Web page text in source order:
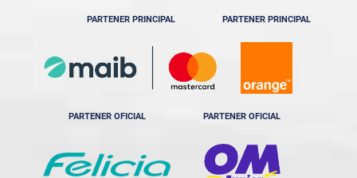
PARTENER PRINCIPAL PARTENER PRINCIPAL
PARTENER OFICIAL PARTENER OFICIAL